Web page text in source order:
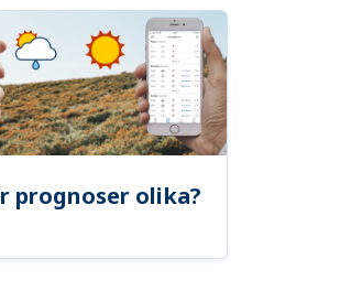
prognoser olika?